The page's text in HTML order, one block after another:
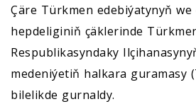
Çäre Türkmen edebiýatynyň
hepdeliginiň çäklerinde
Respublikasyndaky
medeniýetiň halkara guramasy
bilelikde gurnaldy.